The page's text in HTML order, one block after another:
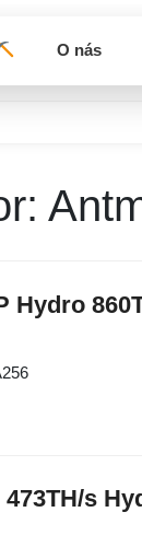
O nás
Hydro
s